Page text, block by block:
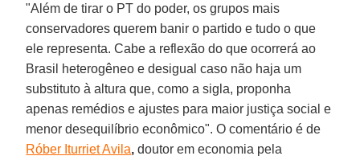
"Além de tirar o PT do poder, os grupos mais
conservadores querem banir o partido e tudo o que
ele representa. Cabe a reflexão do que ocorrerá ao
Brasil heterogêneo e desigual caso não haja um
substituto à altura que, como a sigla, proponha
apenas remédios e ajustes para maior justiça social e
menor desequilíbrio econômico". O comentário é de
Róber Iturriet Avila, doutor em economia pela